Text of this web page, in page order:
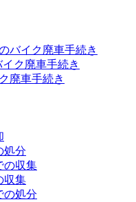
バイク廃車手続き
イク廃車手続き
廃車手続き
処分
の収集
収集
の処分